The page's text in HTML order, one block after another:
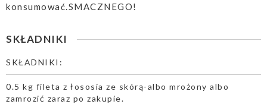
konsumować.SMACZNEGO!
SKŁADNIKI
SKŁADNIKI:
0.5 kg fileta z łososia ze skórą-albo mrożony albo
zamrozić zaraz po zakupie.